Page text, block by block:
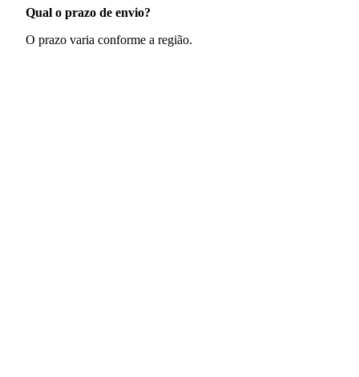
Qual o prazo de envio?
O prazo varia conforme a região.